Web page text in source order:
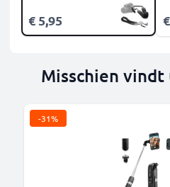
€ 5,95
Misschien
-31%